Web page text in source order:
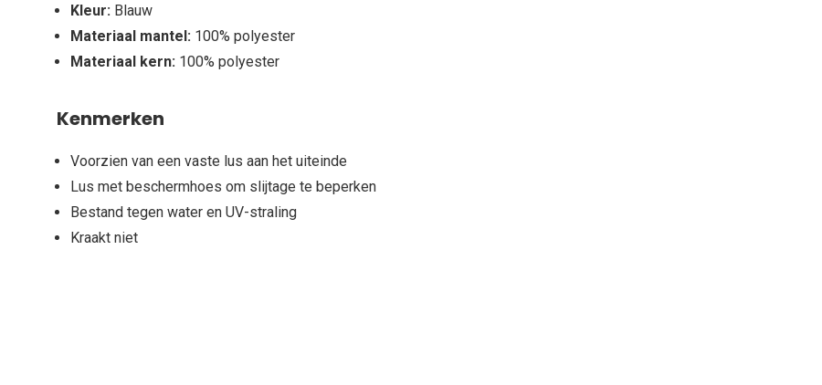
Kleur: Blauw
Materiaal mantel: 100% polyester
Materiaal kern: 100% polyester
Kenmerken
Voorzien van een vaste lus aan het uiteinde
Lus met beschermhoes om slijtage te beperken
Bestand tegen water en UV-straling
Kraakt niet